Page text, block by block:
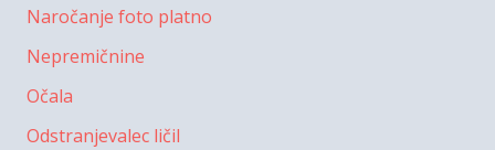
Naročanje foto platno
Nepremičnine
Očala
Odstranjevalec ličil